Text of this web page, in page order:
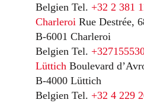
Belgien Tel. +32 2 381
Charleroi Rue Destrée,
B-6001 Charleroi
Belgien Tel.
Lüttich Boulevard
B-4000 Lüttich
Belgien Tel. +32 4 229